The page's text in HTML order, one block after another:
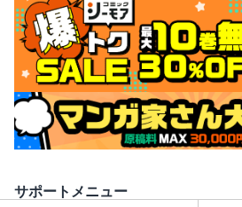
サポートメニュー